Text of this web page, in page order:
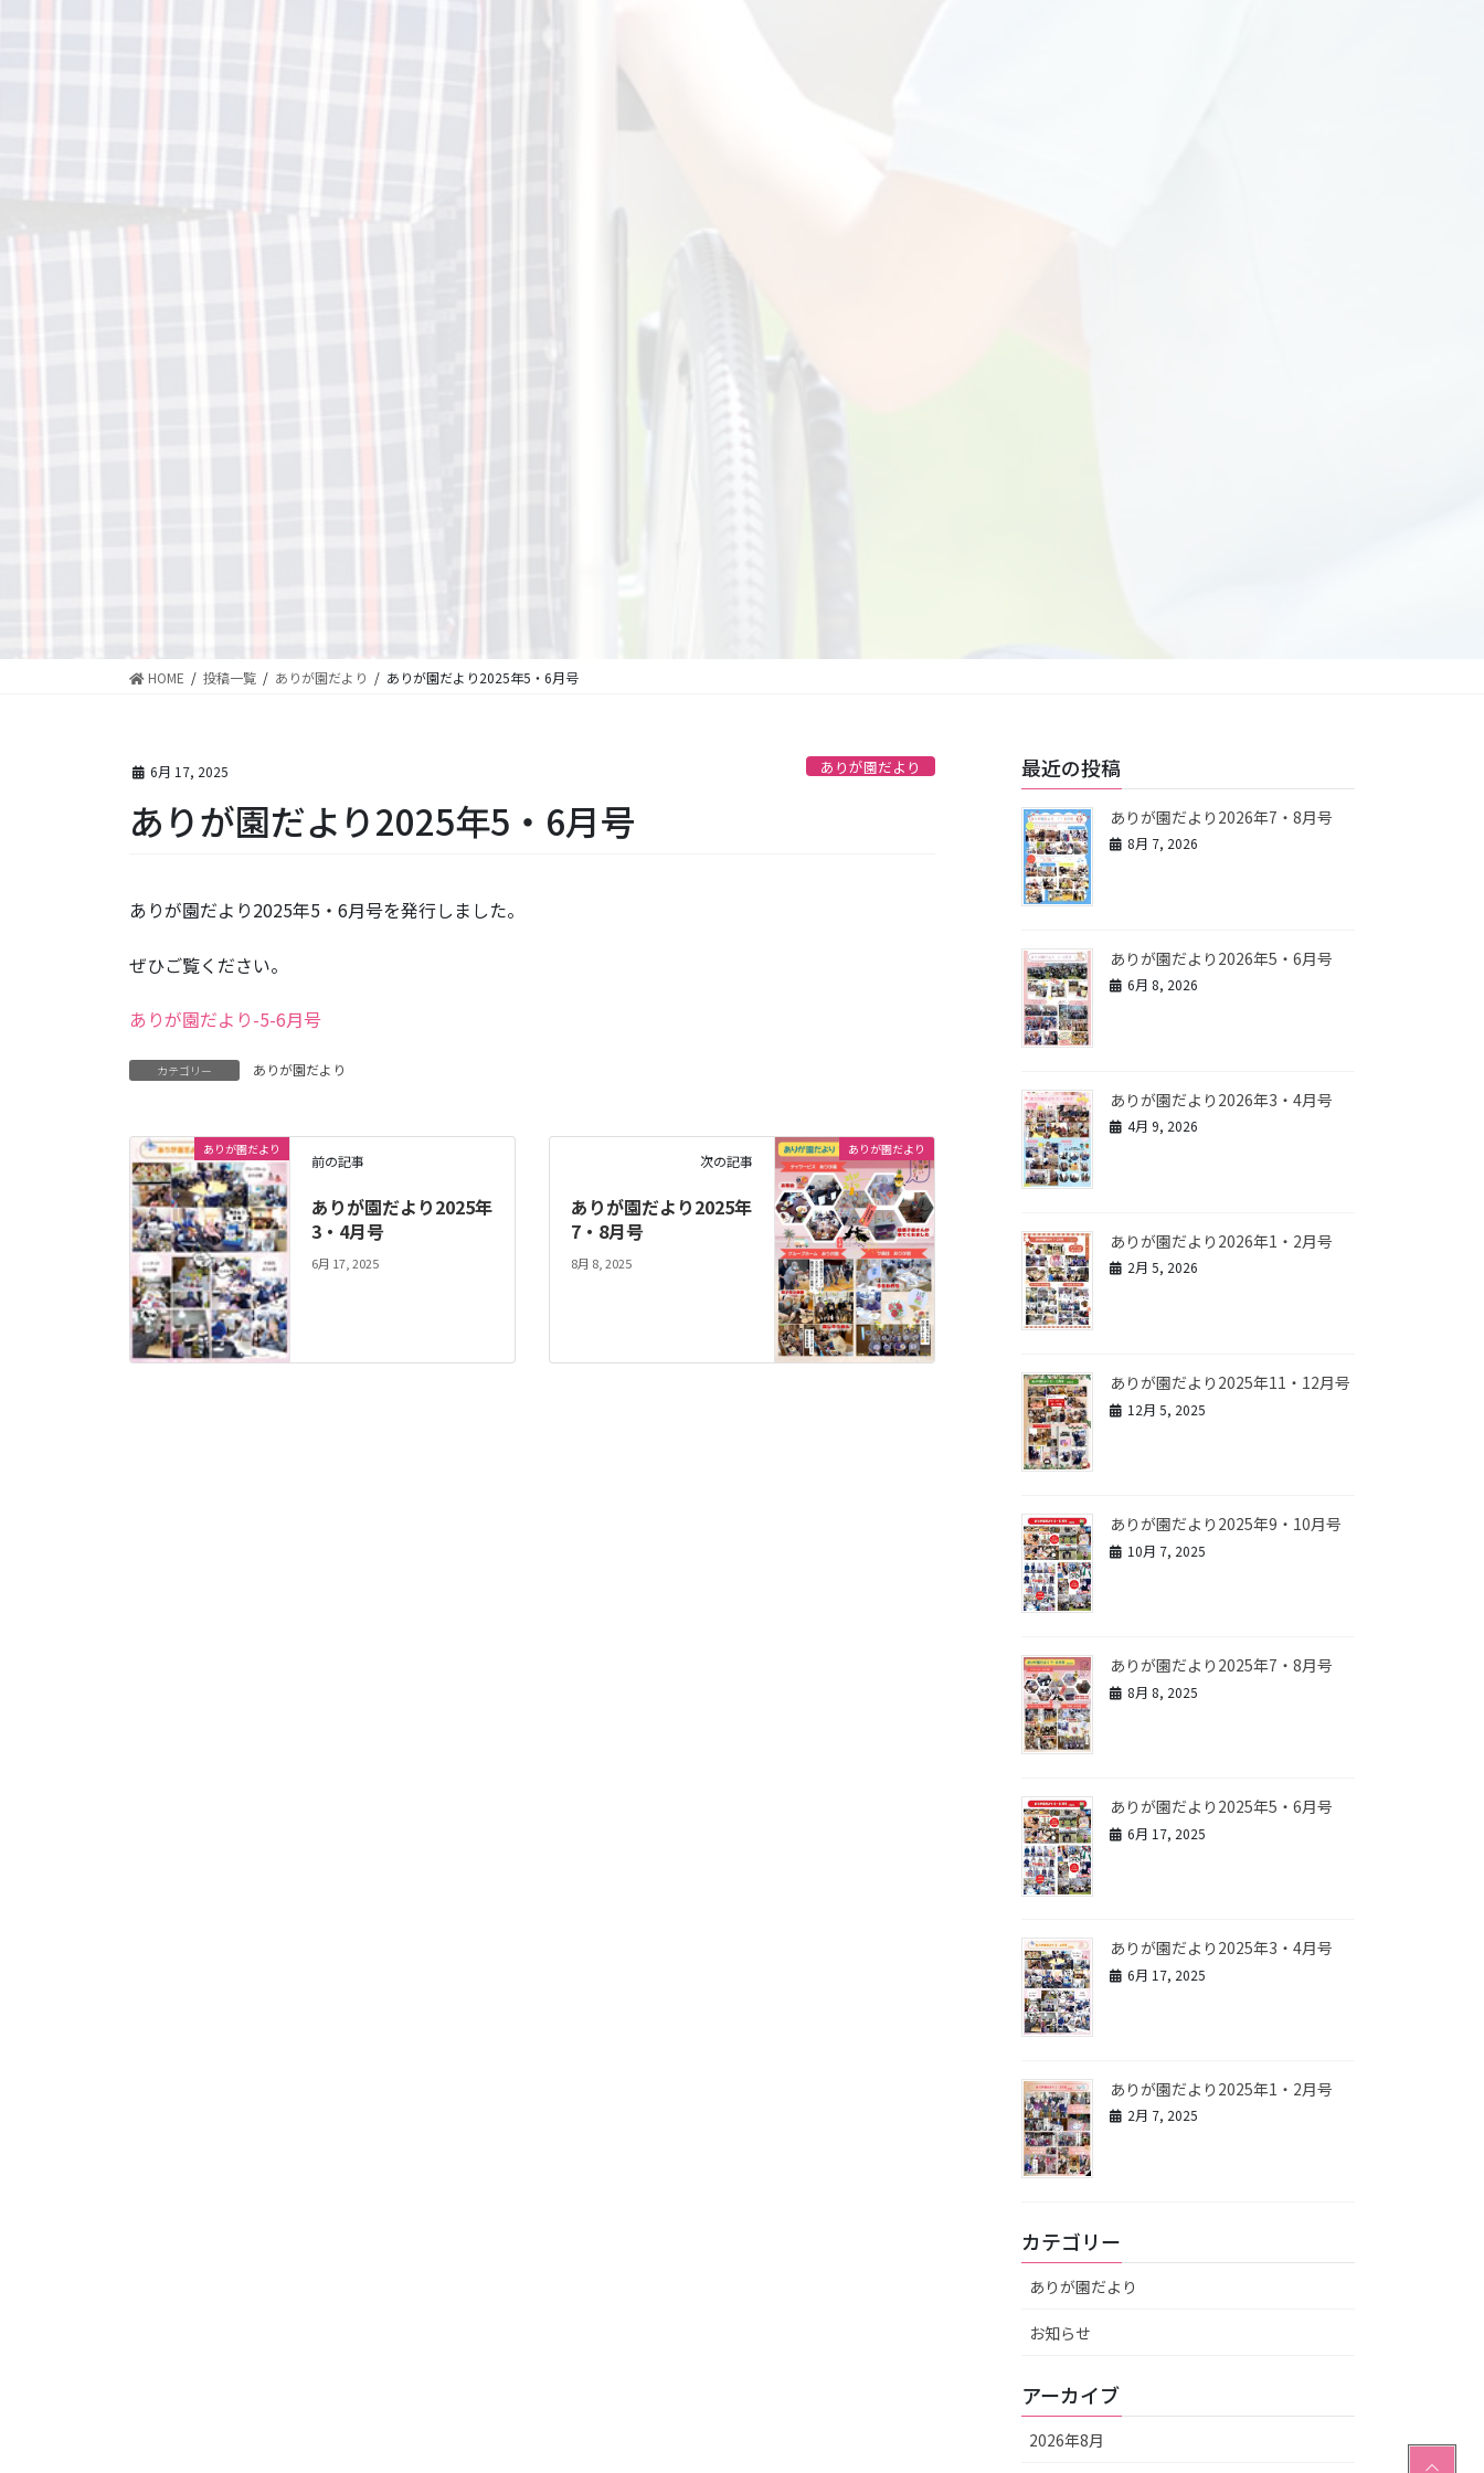
HOME 投稿一覧 ありが園だより ありが園だより2025年5・6月号
6月 17, 2025 ありが園だより
ありが園だより2025年5・6月号
ありが園だより2025年5・6月号を発行しました。
ぜひご覧ください。
ありが園だより-5-6月号
カテゴリー ありが園だより
ありが園だより
前の記事
ありが園だより2025年
3・4月号
6月 17, 2025
ありが園だより
次の記事
ありが園だより2025年
7・8月号
8月 8, 2025
最近の投稿
ありが園だより2026年7・8月号
8月 7, 2026
ありが園だより2026年5・6月号
6月 8, 2026
ありが園だより2026年3・4月号
4月 9, 2026
ありが園だより2026年1・2月号
2月 5, 2026
ありが園だより2025年11・12月号
12月 5, 2025
ありが園だより2025年9・10月号
10月 7, 2025
ありが園だより2025年7・8月号
8月 8, 2025
ありが園だより2025年5・6月号
6月 17, 2025
ありが園だより2025年3・4月号
6月 17, 2025
ありが園だより2025年1・2月号
2月 7, 2025
カテゴリー
ありが園だより
お知らせ
アーカイブ
2026年8月
PAGE